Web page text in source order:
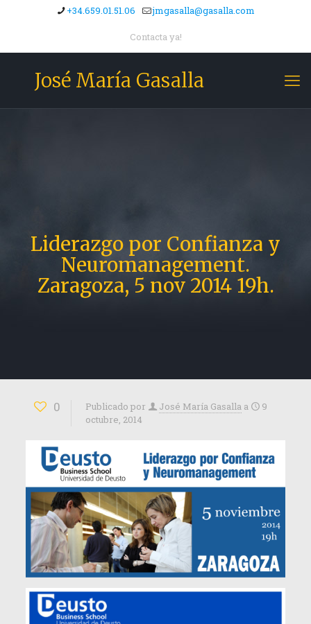
+34.659.01.51.06 jmgasalla@gasalla.com
Contacta ya!
José María Gasalla
Liderazgo por Confianza y
Neuromanagement.
Zaragoza, 5 nov 2014 19h.
0 Publicado por José María Gasalla a
9
octubre, 2014